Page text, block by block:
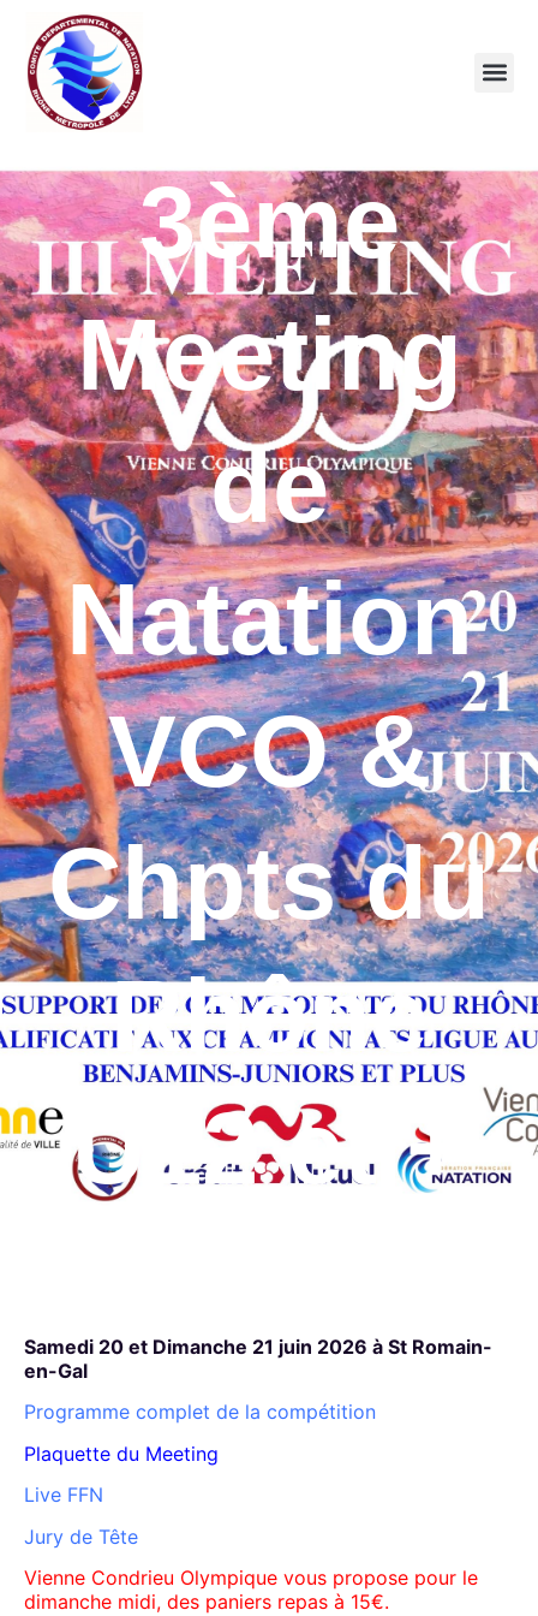
3ème
Meeting
de
Natation
VCO &
Chpts du
Rhône
U12 et +
Samedi 20 et Dimanche 21 juin 2026 à St Romain-
en-Gal
Programme complet de la compétition
Plaquette du Meeting
Live FFN
Jury de Tête
Vienne Condrieu Olympique vous propose pour le
dimanche midi, des paniers repas à 15€.